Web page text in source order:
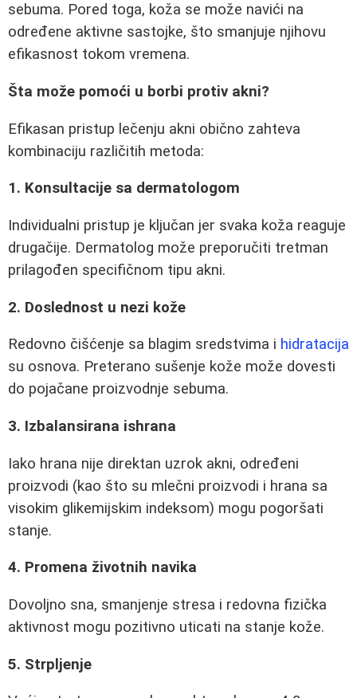
sebuma. Pored toga, koža se može navići na
određene aktivne sastojke, što smanjuje njihovu
efikasnost tokom vremena.
Šta može pomoći u borbi protiv akni?
Efikasan pristup lečenju akni obično zahteva
kombinaciju različitih metoda:
1. Konsultacije sa dermatologom
Individualni pristup je ključan jer svaka koža reaguje
drugačije. Dermatolog može preporučiti tretman
prilagođen specifičnom tipu akni.
2. Doslednost u nezi kože
Redovno čišćenje sa blagim sredstvima i hidratacija
su osnova. Preterano sušenje kože može dovesti
do pojačane proizvodnje sebuma.
3. Izbalansirana ishrana
Iako hrana nije direktan uzrok akni, određeni
proizvodi (kao što su mlečni proizvodi i hrana sa
visokim glikemijskim indeksom) mogu pogoršati
stanje.
4. Promena životnih navika
Dovoljno sna, smanjenje stresa i redovna fizička
aktivnost mogu pozitivno uticati na stanje kože.
5. Strpljenje